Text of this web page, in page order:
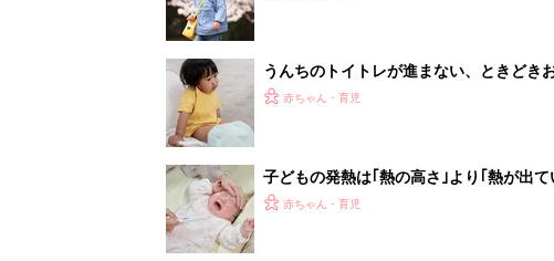
うんちのトイトレが進まない、ときどき
医】赤ちゃん・育児
子どもの発熱は｢熱の高さ｣より｢熱が出
イントも解説【ママ小児科医】
赤ちゃん・育児